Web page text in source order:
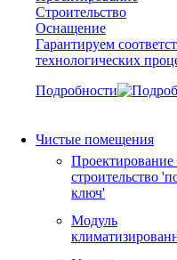
Строительство
Оснащение
Гарантируем
технологических
Подробности
Чистые помещения
Проектирование
строительство
ключ'
Модуль